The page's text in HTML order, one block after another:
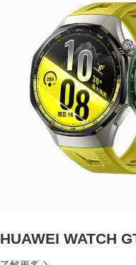
HUAWEI WATCH